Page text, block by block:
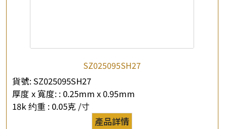
SZ025095SH27
貨號: SZ025095SH27
厚度 x 寬度: : 0.25mm x 0.95mm
18k 约重 : 0.05克 /寸
產品詳情